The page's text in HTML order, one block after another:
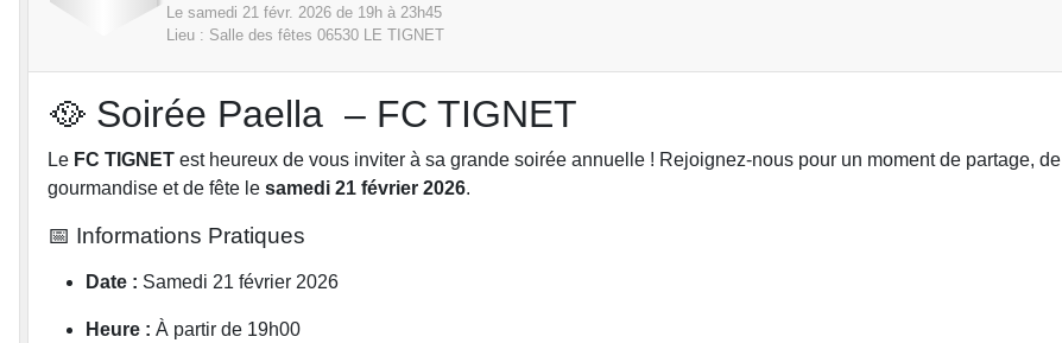
Le samedi 21 févr. 2026 de 19h à 23h45
Lieu : Salle des fêtes 06530 LE TIGNET
🥘 Soirée Paella – FC TIGNET
Le FC TIGNET est heureux de vous inviter à sa grande soirée annuelle ! Rejoignez-nous pour un moment de partage, de
gourmandise et de fête le samedi 21 février 2026.
📅 Informations Pratiques
Date : Samedi 21 février 2026
Heure : À partir de 19h00